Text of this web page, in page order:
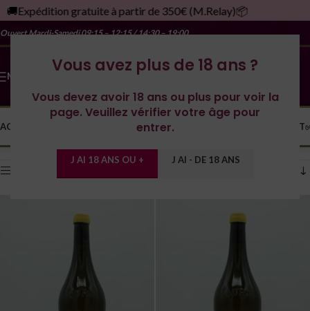
Vous avez plus de 18 ans ?
Vous devez avoir 18 ans ou plus pour voir la
page. Veuillez vérifier votre âge pour
entrer.
J AI 18 ANS OU + J AI - DE 18 ANS
gratuite à partir de 350€ (M.Relay)📦
Ouvert Mardi-Samedi09:15 – 12:15 / 14:30 – 19:00
MENU
ACCUEIL LES DOMAINESYONNE CONTACT